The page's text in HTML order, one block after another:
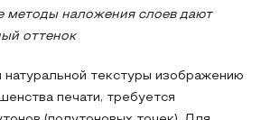
методы наложения слоев дают
оттенок
натуральной текстуры изображению
печати, требуется